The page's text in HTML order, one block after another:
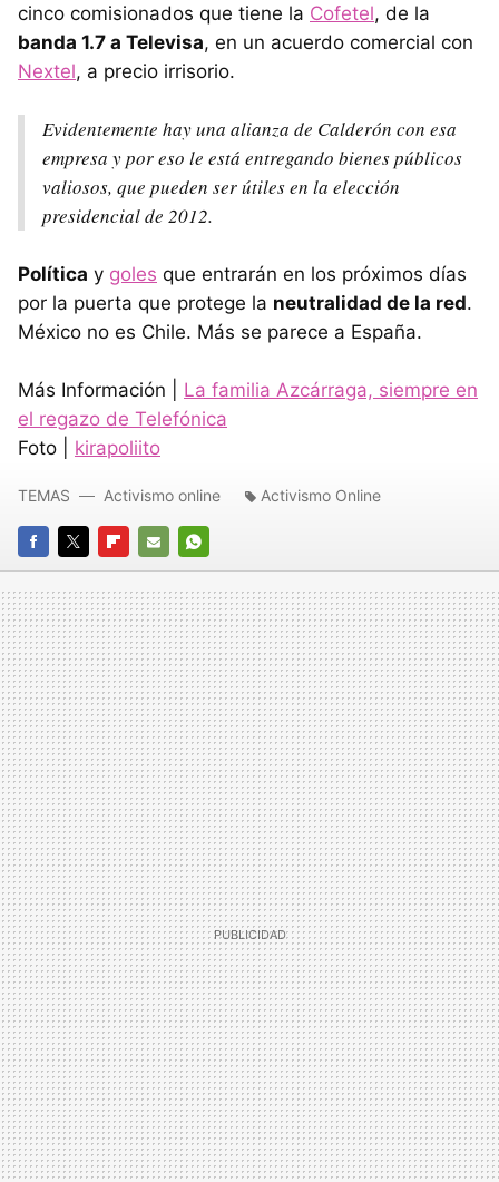
cinco comisionados que tiene la Cofetel, de la
banda 1.7 a Televisa, en un acuerdo comercial con
Nextel, a precio irrisorio.
Evidentemente hay una alianza de Calderón con esa
empresa y por eso le está entregando bienes públicos
valiosos, que pueden ser útiles en la elección
presidencial de 2012.
Política y goles que entrarán en los próximos días
por la puerta que protege la neutralidad de la red.
México no es Chile. Más se parece a España.
Más Información | La familia Azcárraga, siempre en
el regazo de Telefónica
Foto | kirapoliito
FACEBOOK
TWITTERFLIPBOARD
E-
MAIL
WHATSAPP
TEMAS Activismo online Activismo Online